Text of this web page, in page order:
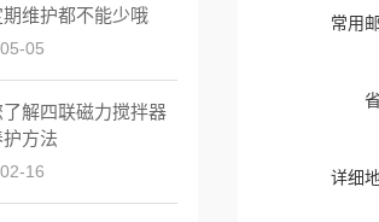
常用
详细
维护都不能少哦
05
解四联磁力搅拌器
方法
16